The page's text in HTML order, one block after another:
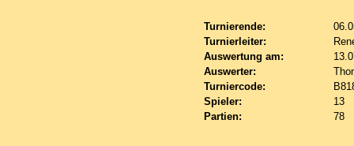
Turnierende:
Turnierleiter:
Auswertung am:
Auswerter:
Turniercode:
Spieler:
13
Partien:
78